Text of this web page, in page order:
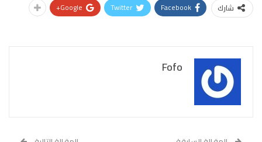
شارك Facebook
Twitter
Google+
Fofo